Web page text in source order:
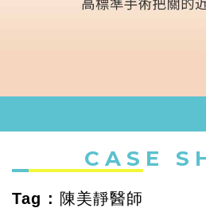
CASE
Tag : 陳美靜醫師